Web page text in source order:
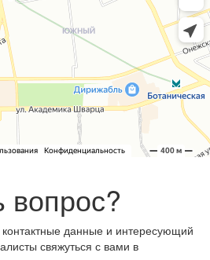
вопрос?
данные и интересующий
свяжуться с вами в